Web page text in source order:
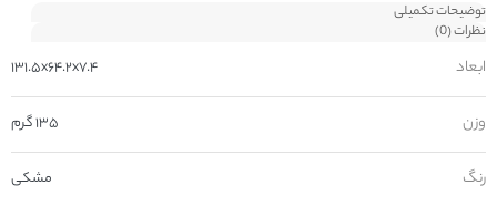
توضیحات تکمیلی
نظرات (0)
ابعاد ۱۳۱.۵x۶۴.۲x۷.۴
وزن ۱۳۵ گرم
رنگ مشکی